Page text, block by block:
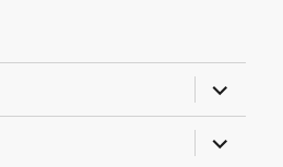
almenü
almenü